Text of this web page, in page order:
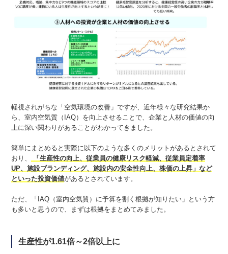
軽視されがちな「空気環境の改善」ですが、近年様々な研究結果か
ら、室内空気質（IAQ）を向上させることで、企業と人材の価値の向
上に深い関わりがあることがわかってきました。
簡単にまとめると実際に以下のような多くのメリットがあるとされて
おり、
「生産性の向上、従業員の健康リスク軽減、従業員定着率
UP、施設ブランディング、施設内の安全性向上、株価の上昇」など
といった投資価値があるとされています。
ただ、「IAQ（室内空気質）に予算を割く根拠が知りたい」という方
も多いと思うので、まずは根拠をまとめてみました。
生産性が1.61倍～2倍以上に